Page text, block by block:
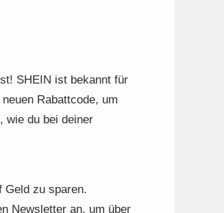
SHEIN ist bekannt für
Rabattcode, um
wie du bei deiner
Geld zu sparen.
Newsletter an, um über